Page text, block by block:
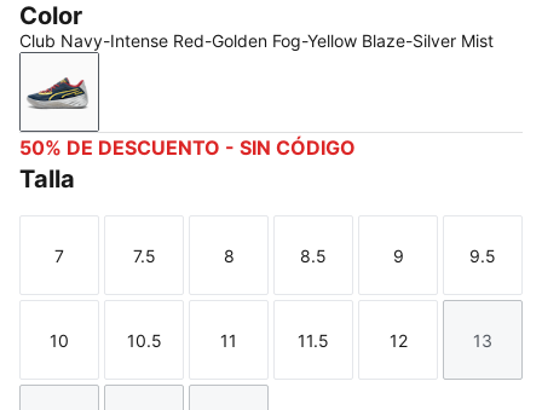
Color
Club Navy-Intense Red-Golden Fog-Yellow Blaze-Silver Mist
Club Navy-Intense Red-Golden Fog-Yellow Blaze-
50% DE DESCUENTO - SIN CÓDIGO
Talla
Talla
7
Talla
7.5
Talla
8
Talla
8.5
Talla
9
Talla
9.5
Talla
10
Talla
10.5
Talla
11
Talla
11.5
Talla
12
Talla
13